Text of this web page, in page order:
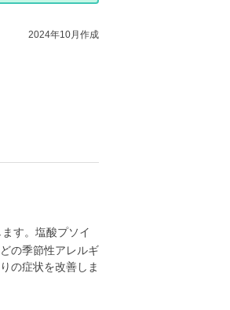
2024年10月作成
す。塩酸プソイ
の季節性アレルギ
の症状を改善しま